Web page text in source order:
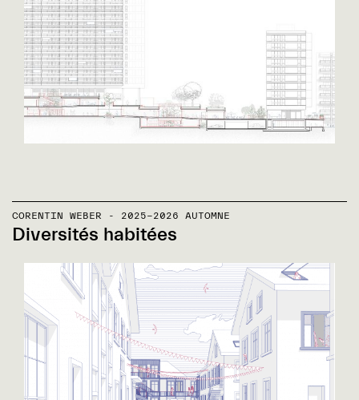
CORENTIN WEBER - 2025-2026 AUTOMNE
Diversités habitées